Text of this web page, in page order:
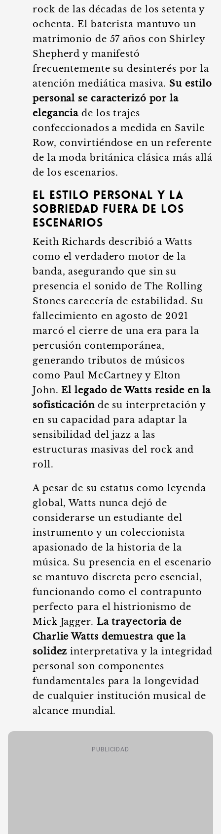
rock de las décadas de los setenta y
ochenta. El baterista mantuvo un
matrimonio de 57 años con Shirley
Shepherd y manifestó
frecuentemente su desinterés por la
atención mediática masiva. Su estilo
personal se caracterizó por la
elegancia de los trajes
confeccionados a medida en Savile
Row, convirtiéndose en un referente
de la moda británica clásica más allá
de los escenarios.
El estilo personal y la
sobriedad fuera de los
escenarios
Keith Richards describió a Watts
como el verdadero motor de la
banda, asegurando que sin su
presencia el sonido de The Rolling
Stones carecería de estabilidad. Su
fallecimiento en agosto de 2021
marcó el cierre de una era para la
percusión contemporánea,
generando tributos de músicos
como Paul McCartney y Elton
John.El legado de Watts reside en la
sofisticaciónde su interpretación y
en su capacidad para adaptar la
sensibilidad del jazz a las
estructuras masivas del rock and
roll.
A pesar de su estatus como leyenda
global, Watts nunca dejó de
considerarse un estudiante del
instrumento y un coleccionista
apasionado de la historia de la
música. Su presencia en el escenario
se mantuvo discreta pero esencial,
funcionando como el contrapunto
perfecto para el histrionismo de
Mick Jagger. La trayectoria de
Charlie Watts demuestra que la
solidez interpretativa y la integridad
personal son componentes
fundamentales para la longevidad
de cualquier institución musical de
alcance mundial.
PUBLICIDAD